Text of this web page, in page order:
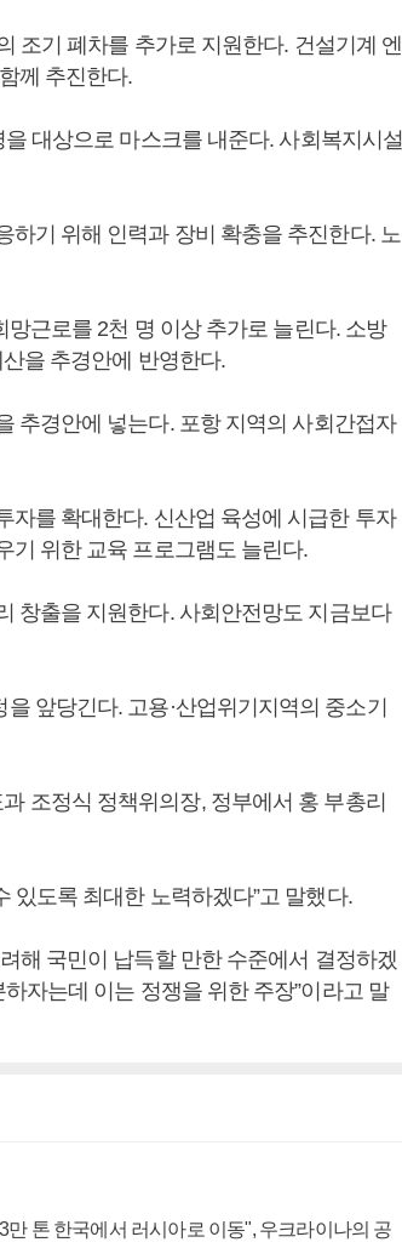
조기 폐차를 추가로 지원한다. 건설기계 엔
께 추진한다.
대상으로 마스크를 내준다. 사회복지시설
기 위해 인력과 장비 확충을 추진한다. 노
근로를 2천 명 이상 추가로 늘린다. 소방
을 추경안에 반영한다.
추경안에 넣는다. 포항 지역의 사회간접자
자를 확대한다. 신산업 육성에 시급한 투자
기 위한 교육 프로그램도 늘린다.
창출을 지원한다. 사회안전망도 지금보다
앞당긴다. 고용·산업위기지역의 중소기
조정식 정책위의장, 정부에서 홍 부총리
있도록 최대한 노력하겠다”고 말했다.
해 국민이 납득할 만한 수준에서 결정하겠
자는데 이는 정쟁을 위한 주장”이라고 말
만 톤 한국에서 러시아로 이동", 우크라이나의 공